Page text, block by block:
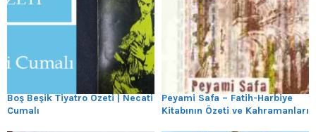
Boş Beşik Tiyatro Özeti | Necati
Cumalı
Peyami Safa – Fatih-Harbiye
Kitabının Özeti ve Kahramanları